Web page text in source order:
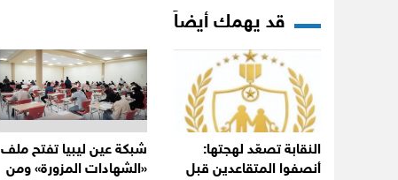
قد يهمك أيضاً
النقابة تصعّد لهجتها:
أنصفوا المتقاعدين قبل
شبكة عين ليبيا تفتح ملف
«الشهادات المزورة» ومن